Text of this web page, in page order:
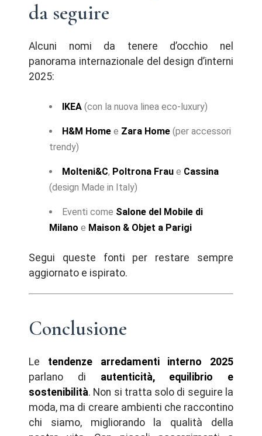
da seguire
Alcuni nomi da tenere d’occhio nel
panorama internazionale del design d’interni
2025:
IKEA (con la nuova linea eco-luxury)
H&M Home e Zara Home (per accessori
trendy)
Molteni&C, Poltrona Frau e Cassina
(design Made in Italy)
Eventi come Salone del Mobile di
Milano e Maison & Objet a Parigi
Segui queste fonti per restare sempre
aggiornato e ispirato.
Conclusione
Le tendenze arredamenti interno 2025
parlano di autenticità, equilibrio e
sostenibilità. Non si tratta solo di seguire la
moda, ma di creare ambienti che raccontino
chi siamo, migliorando la qualità della